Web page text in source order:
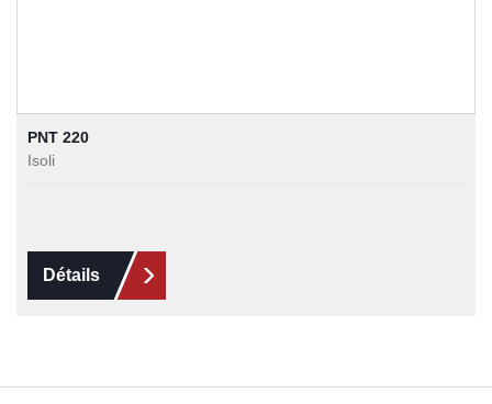
PNT 220
Isoli
Détails